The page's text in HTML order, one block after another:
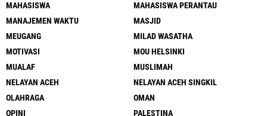
MAHASISWA
MAHASISWA PERANTAU
MANAJEMEN WAKTU
MASJID
MEUGANG
MILAD WASATHA
MOTIVASI
MOU HELSINKI
MUALAF
MUSLIMAH
NELAYAN ACEH
NELAYAN ACEH SINGKIL
OLAHRAGA
OMAN
OPINI
PALESTINA